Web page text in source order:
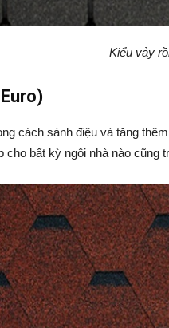
Kiểu vảy
cách sành điệu và tăng
cho bất kỳ ngôi nhà nào cũng